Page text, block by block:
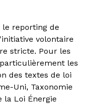
le reporting de
volontaire
stricte. Pour les
les
des textes de loi
Uni, Taxonomie
la Loi Énergie